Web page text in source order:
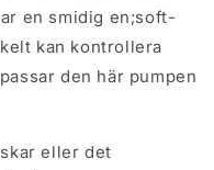
en smidig en;soft-
kan kontrollera
den här pumpen
eller det